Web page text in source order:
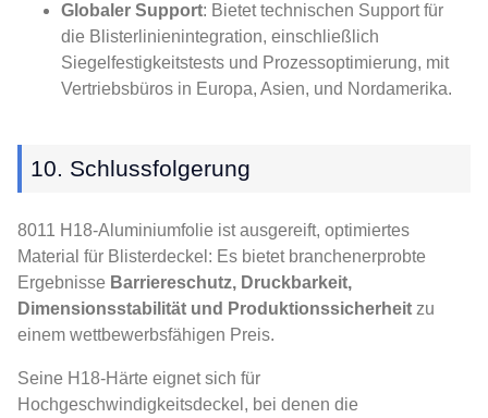
Globaler Support: Bietet technischen Support für
die Blisterlinienintegration, einschließlich
Siegelfestigkeitstests und Prozessoptimierung, mit
Vertriebsbüros in Europa, Asien, und Nordamerika.
10. Schlussfolgerung
8011 H18-Aluminiumfolie ist ausgereift, optimiertes
Material für Blisterdeckel: Es bietet branchenerprobte
Ergebnisse Barriereschutz, Druckbarkeit,
Dimensionsstabilität und Produktionssicherheit zu
einem wettbewerbsfähigen Preis.
Seine H18-Härte eignet sich für
Hochgeschwindigkeitsdeckel, bei denen die